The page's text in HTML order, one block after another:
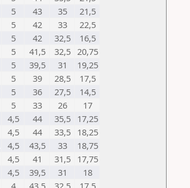
5 43 35
21,5
5 42 33
22,5
5 42 32,5
16,5
5 41,5 32,5 20,75
5 39,5 31
19,25
5 39 28,5
17,5
5 36 27,5
14,5
5 33 26
17
4,5 44 35,5
17,25
4,5 44 33,5
18,25
4,5 43,5 33
18,75
4,5 41 31,5
17,75
4,5 39,5 31
18
4 43,5 32,5
17,5